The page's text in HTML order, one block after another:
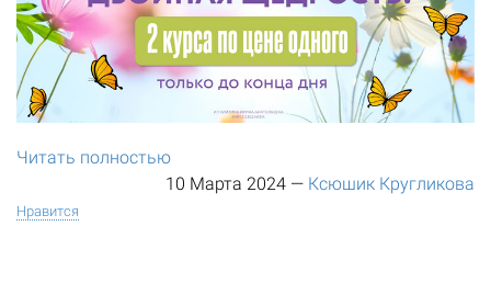
Читать полностью
10 Марта 2024 — Ксюшик Кругликова
Нравится